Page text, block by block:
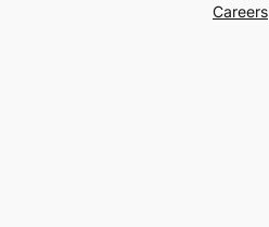
Careers